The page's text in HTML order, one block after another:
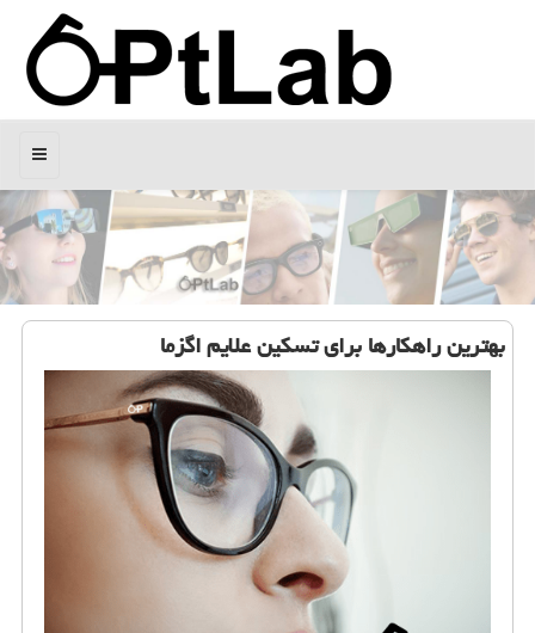
منو
بهترین راهكارها برای تسكین علایم اگزما